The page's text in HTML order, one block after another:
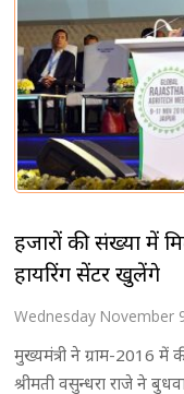
हजारों की संख्या में
हायरिंग सेंटर खुलेंगे
Wednesday November
मुख्यमंत्री ने ग्राम-2016 में
श्रीमती वसुन्धरा राजे ने